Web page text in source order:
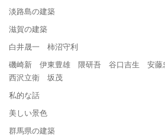
淡路島の建築
滋賀の建築
白井晟一 柿沼守利
磯崎新 伊東豊雄 隈研吾 谷口吉生 安
西沢立衛 坂茂
私的な話
美しい景色
群馬県の建築